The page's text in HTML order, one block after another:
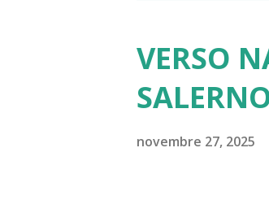
VERSO
novembre 27, 2025